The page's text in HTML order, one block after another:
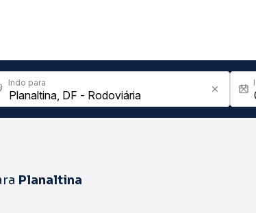
Indo para
Planaltina